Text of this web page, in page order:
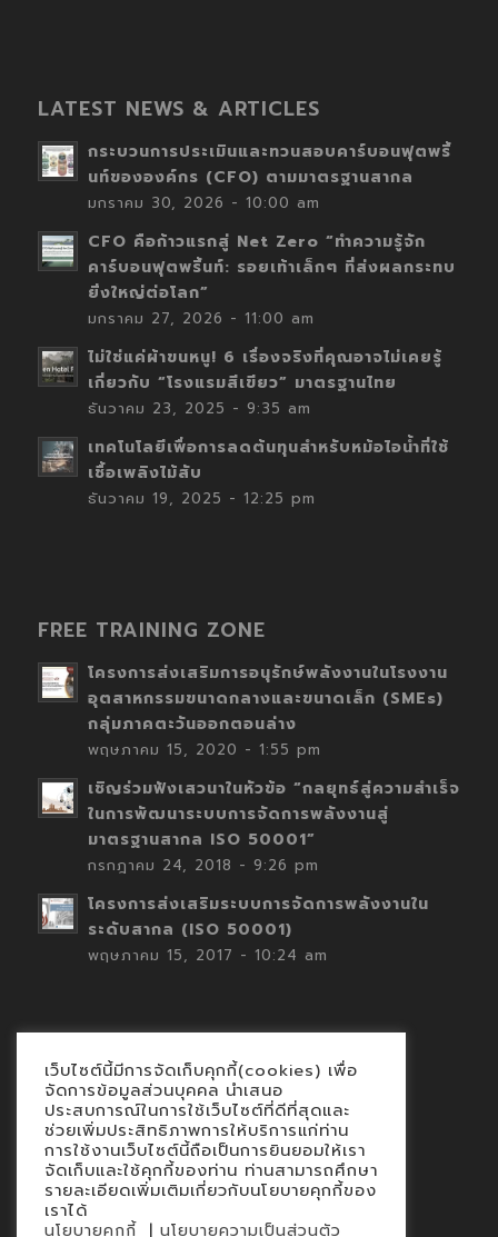
LATEST NEWS & ARTICLES
กระบวนการประเมินและทวนสอบคาร์บอนฟุตพริ้
นท์ขององค์กร (CFO) ตามมาตรฐานสากล
มกราคม 30, 2026 - 10:00 am
CFO คือก้าวแรกสู่ Net Zero “ทำความรู้จัก
คาร์บอนฟุตพริ้นท์: รอยเท้าเล็กๆ ที่ส่งผลกระทบ
ยิ่งใหญ่ต่อโลก”
มกราคม 27, 2026 - 11:00 am
ไม่ใช่แค่ผ้าขนหนู! 6 เรื่องจริงที่คุณอาจไม่เคยรู้
เกี่ยวกับ “โรงแรมสีเขียว” มาตรฐานไทย
ธันวาคม 23, 2025 - 9:35 am
เทคโนโลยีเพื่อการลดต้นทุนสำหรับหม้อไอน้ำที่ใช้
เชื้อเพลิงไม้สับ
ธันวาคม 19, 2025 - 12:25 pm
FREE TRAINING ZONE
โครงการส่งเสริมการอนุรักษ์พลังงานในโรงงาน
อุตสาหกรรมขนาดกลางและขนาดเล็ก (SMEs)
กลุ่มภาคตะวันออกตอนล่าง
พฤษภาคม 15, 2020 - 1:55 pm
เชิญร่วมฟังเสวนาในหัวข้อ “กลยุทธ์สู่ความสำเร็จ
ในการพัฒนาระบบการจัดการพลังงานสู่
มาตรฐานสากล ISO 50001”
กรกฎาคม 24, 2018 - 9:26 pm
โครงการส่งเสริมระบบการจัดการพลังงานใน
ระดับสากล (ISO 50001)
พฤษภาคม 15, 2017 - 10:24 am
Contact
นโยบายคุกกี้
นโยบายข้อมูลส่วนบุคคล
เว็บไซต์นี้มีการจัดเก็บคุกกี้(cookies) เพื่อ
จัดการข้อมูลส่วนบุคคล นำเสนอ
ประสบการณ์ในการใช้เว็บไซต์ที่ดีที่สุดและ
ช่วยเพิ่มประสิทธิภาพการให้บริการแก่ท่าน
การใช้งานเว็บไซต์นี้ถือเป็นการยินยอมให้เรา
จัดเก็บและใช้คุกกี้ของท่าน ท่านสามารถศึกษา
รายละเอียดเพิ่มเติมเกี่ยวกับนโยบายคุกกี้ของ
เราได้
นโยบายคุกกี้ | นโยบายความเป็นส่วนตัว